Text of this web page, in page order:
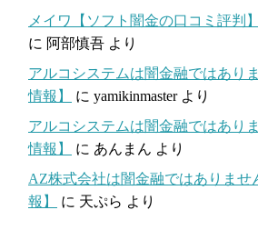
メイワ【ソフト闇金の口コミ評判
に 阿部慎吾 より
アルコシステムは闇金融ではあり
情報】
に yamikinmasterより
アルコシステムは闇金融ではあり
情報】
に あんまん より
AZ株式会社は闇金融ではありませ
報】
に 天ぷら より